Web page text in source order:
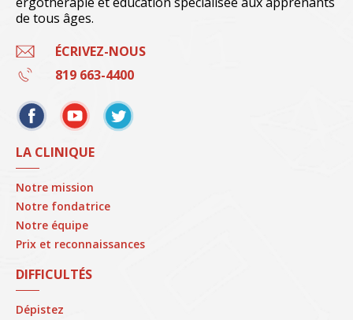
de tous âges.
ÉCRIVEZ-NOUS
819 663-4400
LA CLINIQUE
Notre mission
Notre fondatrice
Notre équipe
Prix et reconnaissances
DIFFICULTÉS
Dépistez